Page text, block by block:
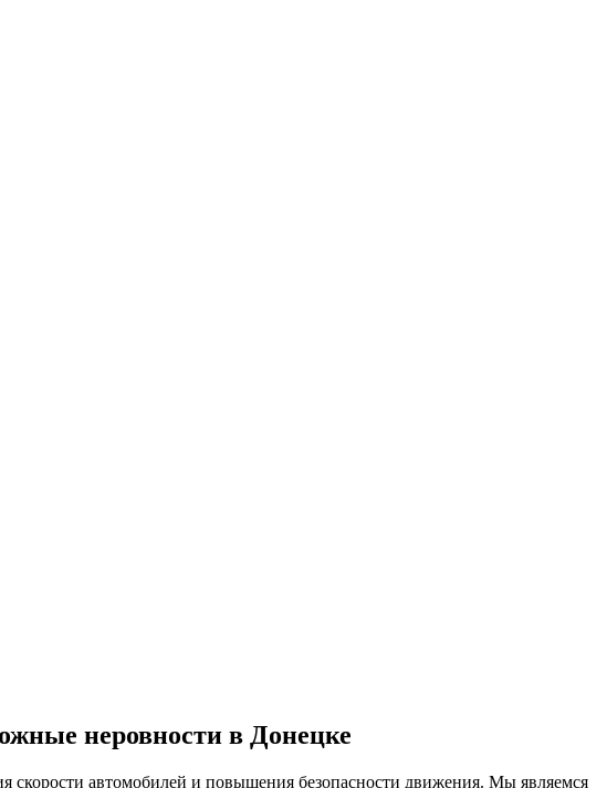
неровности в Донецке
автомобилей и повышения безопасности движения. Мы являемся